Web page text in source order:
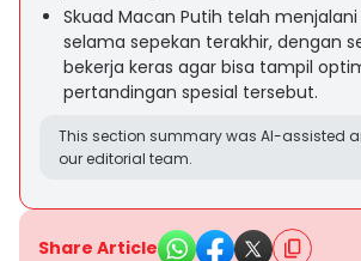
Skuad Macan Putih telah
selama sepekan terakhir, dengan
bekerja keras agar bisa tampil
pertandingan spesial tersebut.
This section summary was AI-assisted
our editorial team.
Share Article